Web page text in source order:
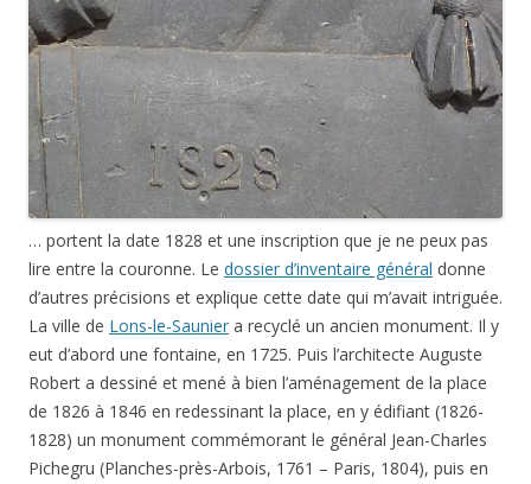
… portent la date 1828 et une inscription que je ne peux pas
lire entre la couronne. Le dossier d’inventaire général donne
d’autres précisions et explique cette date qui m’avait intriguée.
La ville de Lons-le-Saunier a recyclé un ancien monument. Il y
eut d’abord une fontaine, en 1725. Puis l’architecte Auguste
Robert a dessiné et mené à bien l’aménagement de la place
de 1826 à 1846 en redessinant la place, en y édifiant (1826-
1828) un monument commémorant le général Jean-Charles
Pichegru (Planches-près-Arbois, 1761 – Paris, 1804), puis en